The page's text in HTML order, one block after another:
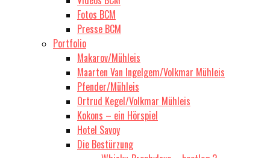
Fotos BCM
Presse BCM
Portfolio
Makarov/Mühleis
Maarten Van Ingelgem/Volkmar Mühleis
Pfender/Mühleis
Ortrud Kegel/Volkmar Mühleis
Kokons – ein Hörspiel
Hotel Savoy
Die Bestürzung